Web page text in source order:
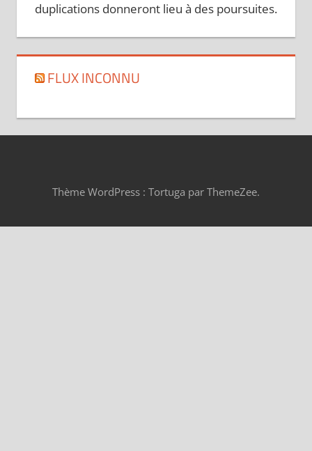
duplications donneront lieu à des poursuites.
FLUX INCONNU
Thème WordPress : Tortuga par ThemeZee.